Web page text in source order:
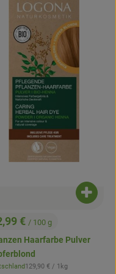
Warenkorb hinzufügen
€ / 100 g
Haarfarbe Pulver
, Referenzpreis:
129,90 € / 1kg